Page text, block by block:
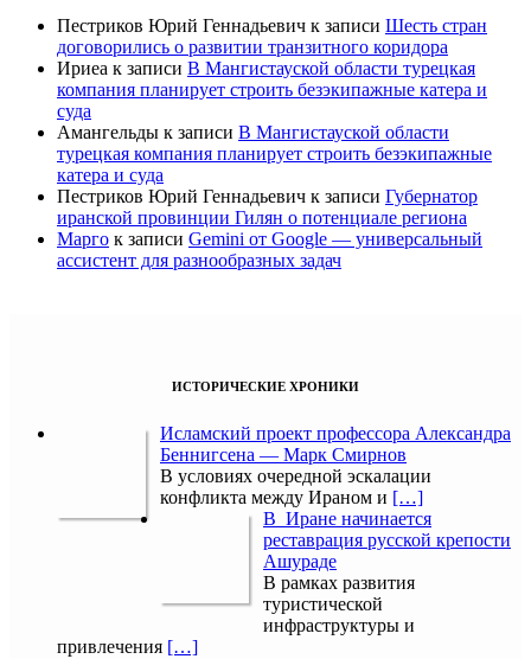
Пестриков Юрий Геннадьевич к записи Шесть стран
договорились о развитии транзитного коридора
Ириеа к записи В Мангистауской области турецкая
компания планирует строить безэкипажные катера и
суда
Амангельды к записи В Мангистауской области
турецкая компания планирует строить безэкипажные
катера и суда
Пестриков Юрий Геннадьевич к записи Губернатор
иранской провинции Гилян о потенциале региона
Марго к записи Gemini от Google — универсальный
ассистент для разнообразных задач
ИСТОРИЧЕСКИЕ ХРОНИКИ
Исламский проект профессора Александра
Беннигсена — Марк Смирнов
В условиях очередной эскалации
конфликта между Ираном и […]
В Иране начинается
реставрация русской крепости
Ашураде
В рамках развития
туристической
инфраструктуры и
привлечения […]